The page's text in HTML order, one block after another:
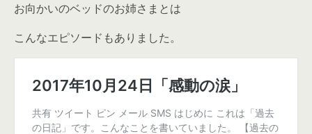
お向かいのベッドのお姉さまとは
こんなエピソードもありました。